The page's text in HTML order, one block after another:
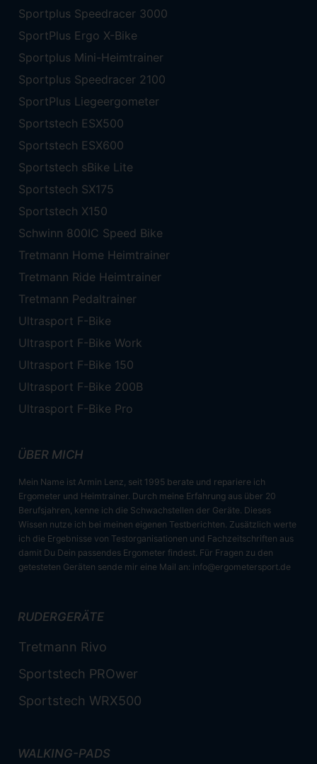
Sportplus Speedracer 3000
SportPlus Ergo X-Bike
Sportplus Mini-Heimtrainer
Sportplus Speedracer 2100
SportPlus Liegeergometer
Sportstech ESX500
Sportstech ESX600
Sportstech sBike Lite
Sportstech SX175
Sportstech X150
Schwinn 800IC Speed Bike
Tretmann Home Heimtrainer
Tretmann Ride Heimtrainer
Tretmann Pedaltrainer
Ultrasport F-Bike
Ultrasport F-Bike Work
Ultrasport F-Bike 150
Ultrasport F-Bike 200B
Ultrasport F-Bike Pro
ÜBER MICH
Mein Name ist Armin Lenz, seit 1995 berate und repariere ich
Ergometer und Heimtrainer. Durch meine Erfahrung aus über 20
Berufsjahren, kenne ich die Schwachstellen der Geräte. Dieses
Wissen nutze ich bei meinen eigenen Testberichten. Zusätzlich werte
ich die Ergebnisse von Testorganisationen und Fachzeitschriften aus
damit Du Dein passendes Ergometer findest. Für Fragen zu den
getesteten Geräten sende mir eine Mail an: info@ergometersport.de
RUDERGERÄTE
Tretmann Rivo
Sportstech PROwer
Sportstech WRX500
WALKING-PADS